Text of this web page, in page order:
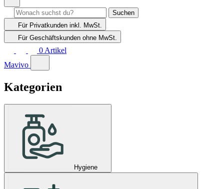
Suchen
Für Privatkunden inkl. MwSt.
Für Geschäftskunden ohne MwSt.
0 Artikel
Mavivo
Kategorien
Hygiene